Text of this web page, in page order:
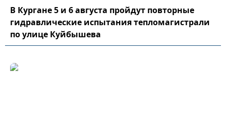
В Кургане 5 и 6 августа пройдут повторные
гидравлические испытания тепломагистрали
по улице Куйбышева